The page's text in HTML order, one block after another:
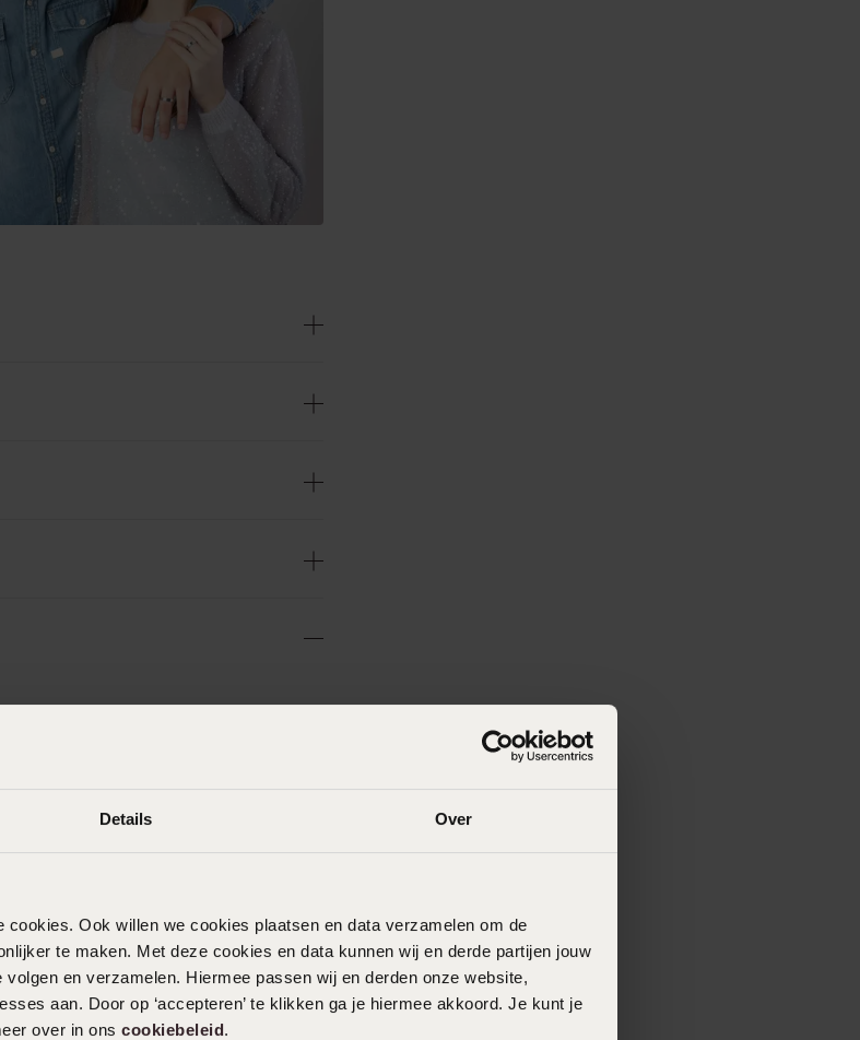
Details Over
Ook willen we cookies plaatsen en data verzamelen om de
te maken. Met deze cookies en data kunnen wij en derde partijen jouw
en verzamelen. Hiermee passen wij en derden onze website,
aan. Door op ‘accepteren’ te klikken ga je hiermee akkoord. Je kunt je
over in ons cookiebeleid.
uit, tevreden over.
dat ik verkeerde maat had
en mooie ring. Naam
in gegrafeerd